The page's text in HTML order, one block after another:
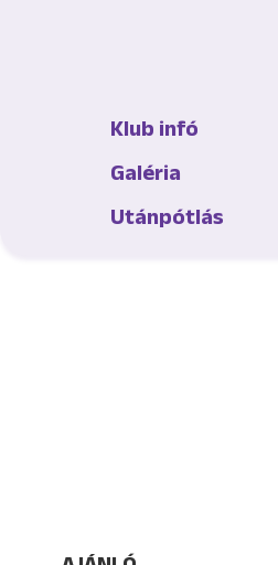
Klub infó
Galéria
Utánpótlás